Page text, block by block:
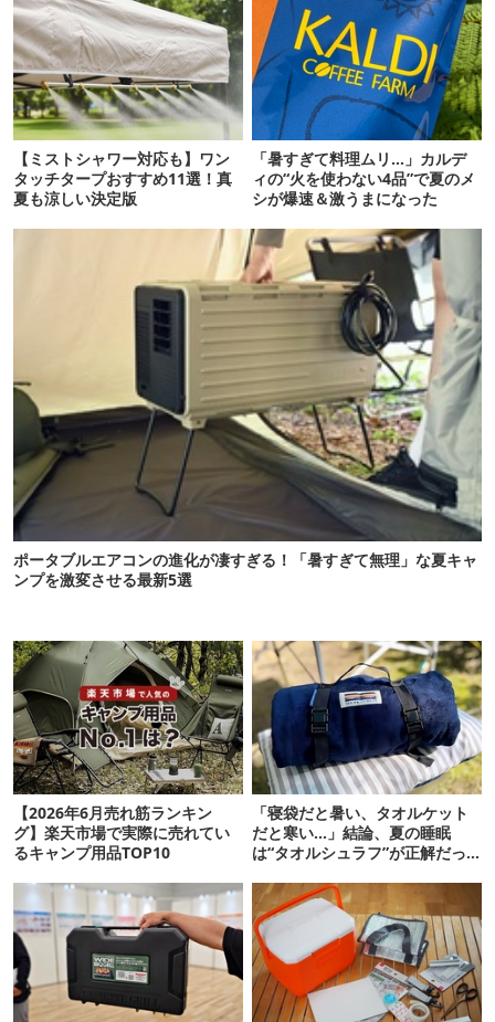
【ミストシャワー対応も】ワン
タッチタープおすすめ11選！真
夏も涼しい決定版
「暑すぎて料理ムリ…」カルデ
ィの“火を使わない4品”で夏のメ
シが爆速＆激うまになった
ポータブルエアコンの進化が凄すぎる！「暑すぎて無理」な夏キャ
ンプを激変させる最新5選
【2026年6月売れ筋ランキン
グ】楽天市場で実際に売れてい
るキャンプ用品TOP10
「寝袋だと暑い、タオルケット
だと寒い…」結論、夏の睡眠
は“タオルシュラフ”が正解だっ